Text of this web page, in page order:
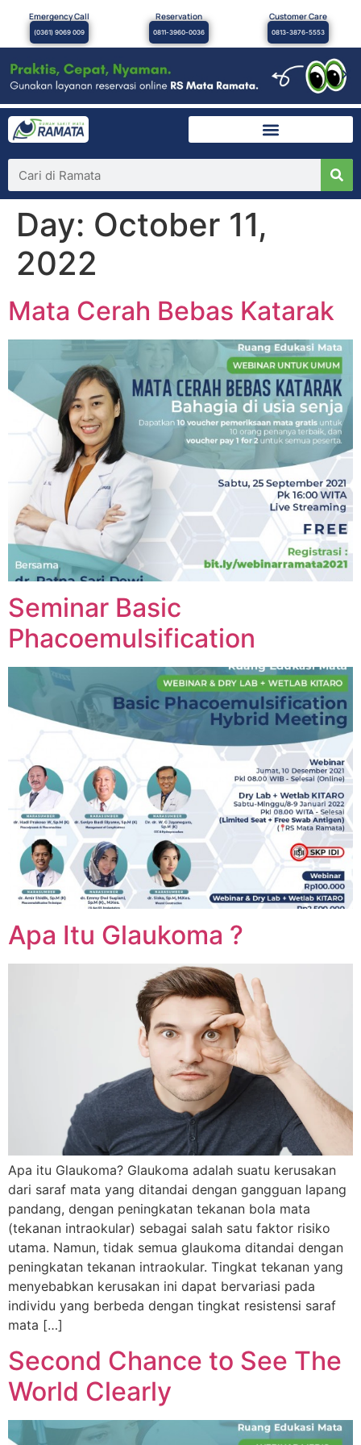
Emergency Call
(0361) 9069 009
Reservation
0811-3960-0036
Customer Care
0813-3876-5553
×
Day: October 11,
2022
Mata Cerah Bebas Katarak
Seminar Basic
Phacoemulsification
Apa Itu Glaukoma ?
Apa itu Glaukoma? Glaukoma adalah suatu kerusakan
dari saraf mata yang ditandai dengan gangguan lapang
pandang, dengan peningkatan tekanan bola mata
(tekanan intraokular) sebagai salah satu faktor risiko
utama. Namun, tidak semua glaukoma ditandai dengan
peningkatan tekanan intraokular. Tingkat tekanan yang
menyebabkan kerusakan ini dapat bervariasi pada
individu yang berbeda dengan tingkat resistensi saraf
mata […]
Second Chance to See The
World Clearly